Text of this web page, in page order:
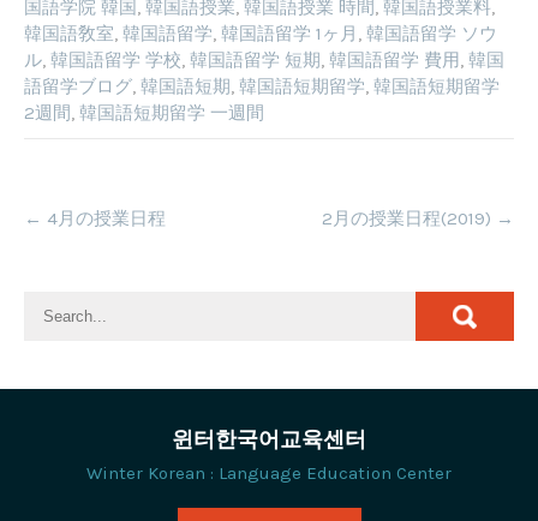
国語学院 韓国 , 韓国語授業, 韓国語授業 時間, 韓国語授業料,
韓国語敎室, 韓国語留学, 韓国語留学 1ヶ月 , 韓国語留学 ソウ
ル, 韓国語留学 学校, 韓国語留学 短期, 韓国語留学 費用, 韓国
語留学ブログ, 韓国語短期, 韓国語短期留学, 韓国語短期留学
2週間, 韓国語短期留学 一週間
navigation
← 4月の授業日程 2月の授業日程(2019) →
윈터한국어교육센터
Winter Korean : Language Education Center